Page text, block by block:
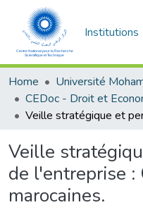
Institutions
Home
Veille
de l'entreprise :
marocaines.